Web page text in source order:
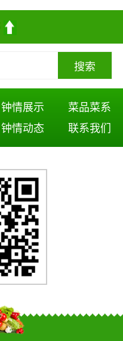
钟情展示
菜品菜系
钟情动态 联系我们